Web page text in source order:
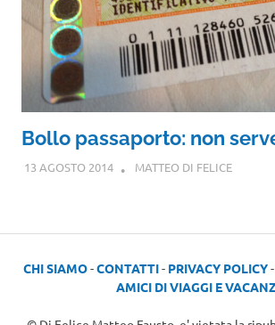
Bollo passaporto: non
13 AGOSTO 2014 MATTEO DI FELICE
CHI SIAMO-CONTATTI- PRIVACY POLICY-
AMICI DI VIAGGI E